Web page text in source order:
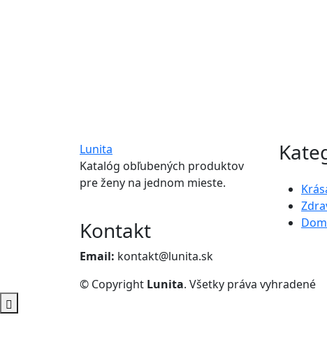
Lunita
Katalóg obľubených produktov
pre ženy na jednom mieste.
Kontakt
Email: kontakt@lunita.sk
© Copyright Lunita. Všetky práva vyhradené